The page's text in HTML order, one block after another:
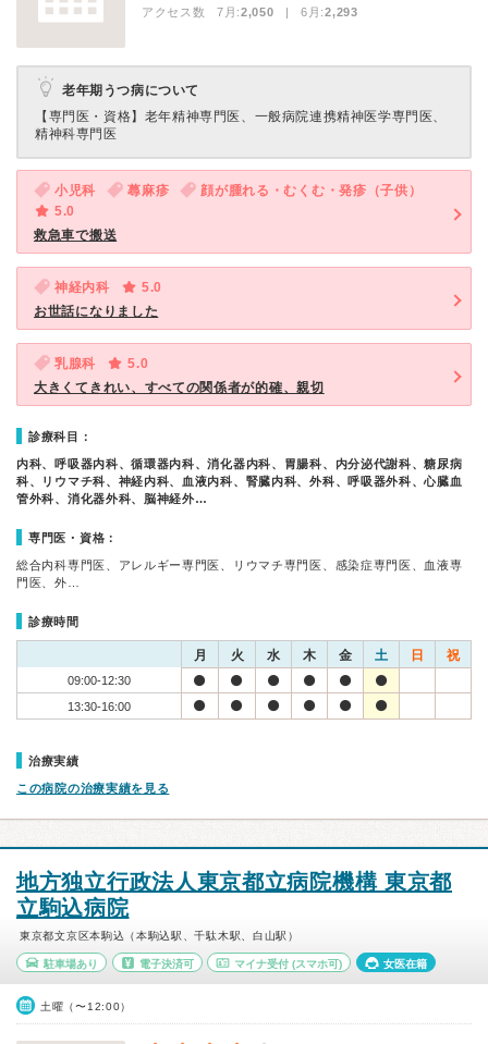
アクセス数 7月:2,050 | 6月:2,293
老年期うつ病について
【専門医・資格】 老年精神専門医、一般病院連携精神医学専門医、
精神科専門医
小児科 蕁麻疹
顔が腫れる・むくむ・発疹（子供）
5.0
救急車で搬送
神経内科
5.0
お世話になりました
乳腺科
5.0
大きくてきれい、すべての関係者が的確、親切
診療科目：
内科、呼吸器内科、循環器内科、消化器内科、胃腸科、内分泌代謝科、糖尿病
科、リウマチ科、神経内科、血液内科、腎臓内科、外科、呼吸器外科、心臓血
管外科、消化器外科、脳神経外…
専門医・資格：
総合内科専門医、アレルギー専門医、リウマチ専門医、感染症専門医、血液専
門医、外…
診療時間
月 火 水 木 金 土 日 祝
09:00-12:30
13:30-16:00
治療実績
この病院の治療実績を見る
地方独立行政法人東京都立病院機構 東京都
立駒込病院
東京都文京区本駒込（本駒込駅、千駄木駅、白山駅）
駐車場あり 電子決済可 マイナ受付 (スマホ可) 女医在籍
土曜（〜12:00）